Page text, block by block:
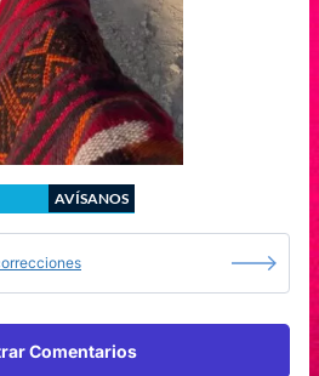
AVÍSANOS
Comentarios